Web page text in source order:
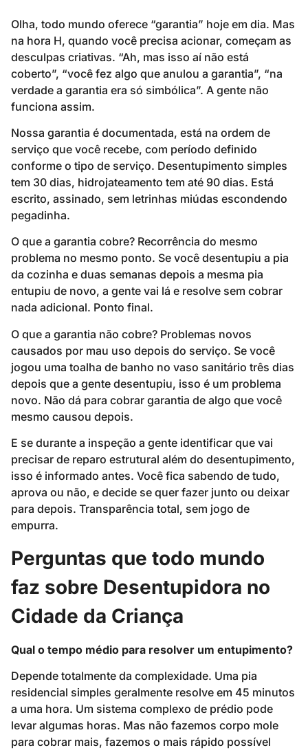
Olha, todo mundo oferece “garantia” hoje em dia. Mas
na hora H, quando você precisa acionar, começam as
desculpas criativas. “Ah, mas isso aí não está
coberto”, “você fez algo que anulou a garantia”, “na
verdade a garantia era só simbólica”. A gente não
funciona assim.
Nossa garantia é documentada, está na ordem de
serviço que você recebe, com período definido
conforme o tipo de serviço. Desentupimento simples
tem 30 dias, hidrojateamento tem até 90 dias. Está
escrito, assinado, sem letrinhas miúdas escondendo
pegadinha.
O que a garantia cobre? Recorrência do mesmo
problema no mesmo ponto. Se você desentupiu a pia
da cozinha e duas semanas depois a mesma pia
entupiu de novo, a gente vai lá e resolve sem cobrar
nada adicional. Ponto final.
O que a garantia não cobre? Problemas novos
causados por mau uso depois do serviço. Se você
jogou uma toalha de banho no vaso sanitário três dias
depois que a gente desentupiu, isso é um problema
novo. Não dá para cobrar garantia de algo que você
mesmo causou depois.
E se durante a inspeção a gente identificar que vai
precisar de reparo estrutural além do desentupimento,
isso é informado antes. Você fica sabendo de tudo,
aprova ou não, e decide se quer fazer junto ou deixar
para depois. Transparência total, sem jogo de
empurra.
Perguntas que todo mundo
faz sobre Desentupidora no
Cidade da Criança
Qual o tempo médio para resolver um entupimento?
Depende totalmente da complexidade. Uma pia
residencial simples geralmente resolve em 45 minutos
a uma hora. Um sistema complexo de prédio pode
levar algumas horas. Mas não fazemos corpo mole
para cobrar mais, fazemos o mais rápido possível